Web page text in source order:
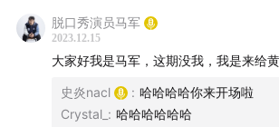
脱口秀演员马军
2023.12.15
大家好我是马军，这期没我，我是来给
史炎nacl : 哈哈哈哈你来开场啦
Crystal_ : 哈哈哈哈哈哈